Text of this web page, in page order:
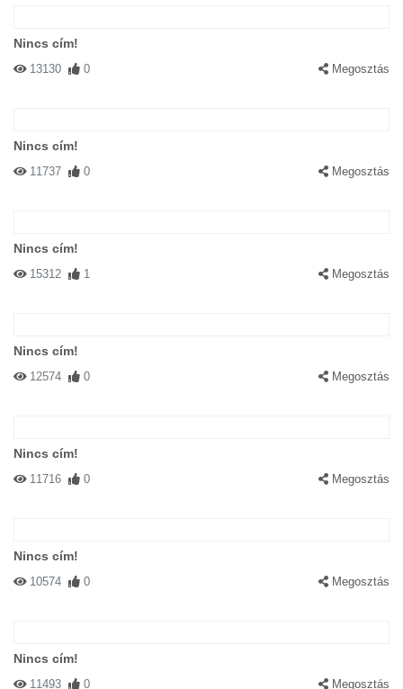
Nincs cím!
13130 0 Megosztás
Nincs cím!
11737 0 Megosztás
Nincs cím!
15312 1 Megosztás
Nincs cím!
12574 0 Megosztás
Nincs cím!
11716 0 Megosztás
Nincs cím!
10574 0 Megosztás
Nincs cím!
11493 0 Megosztás